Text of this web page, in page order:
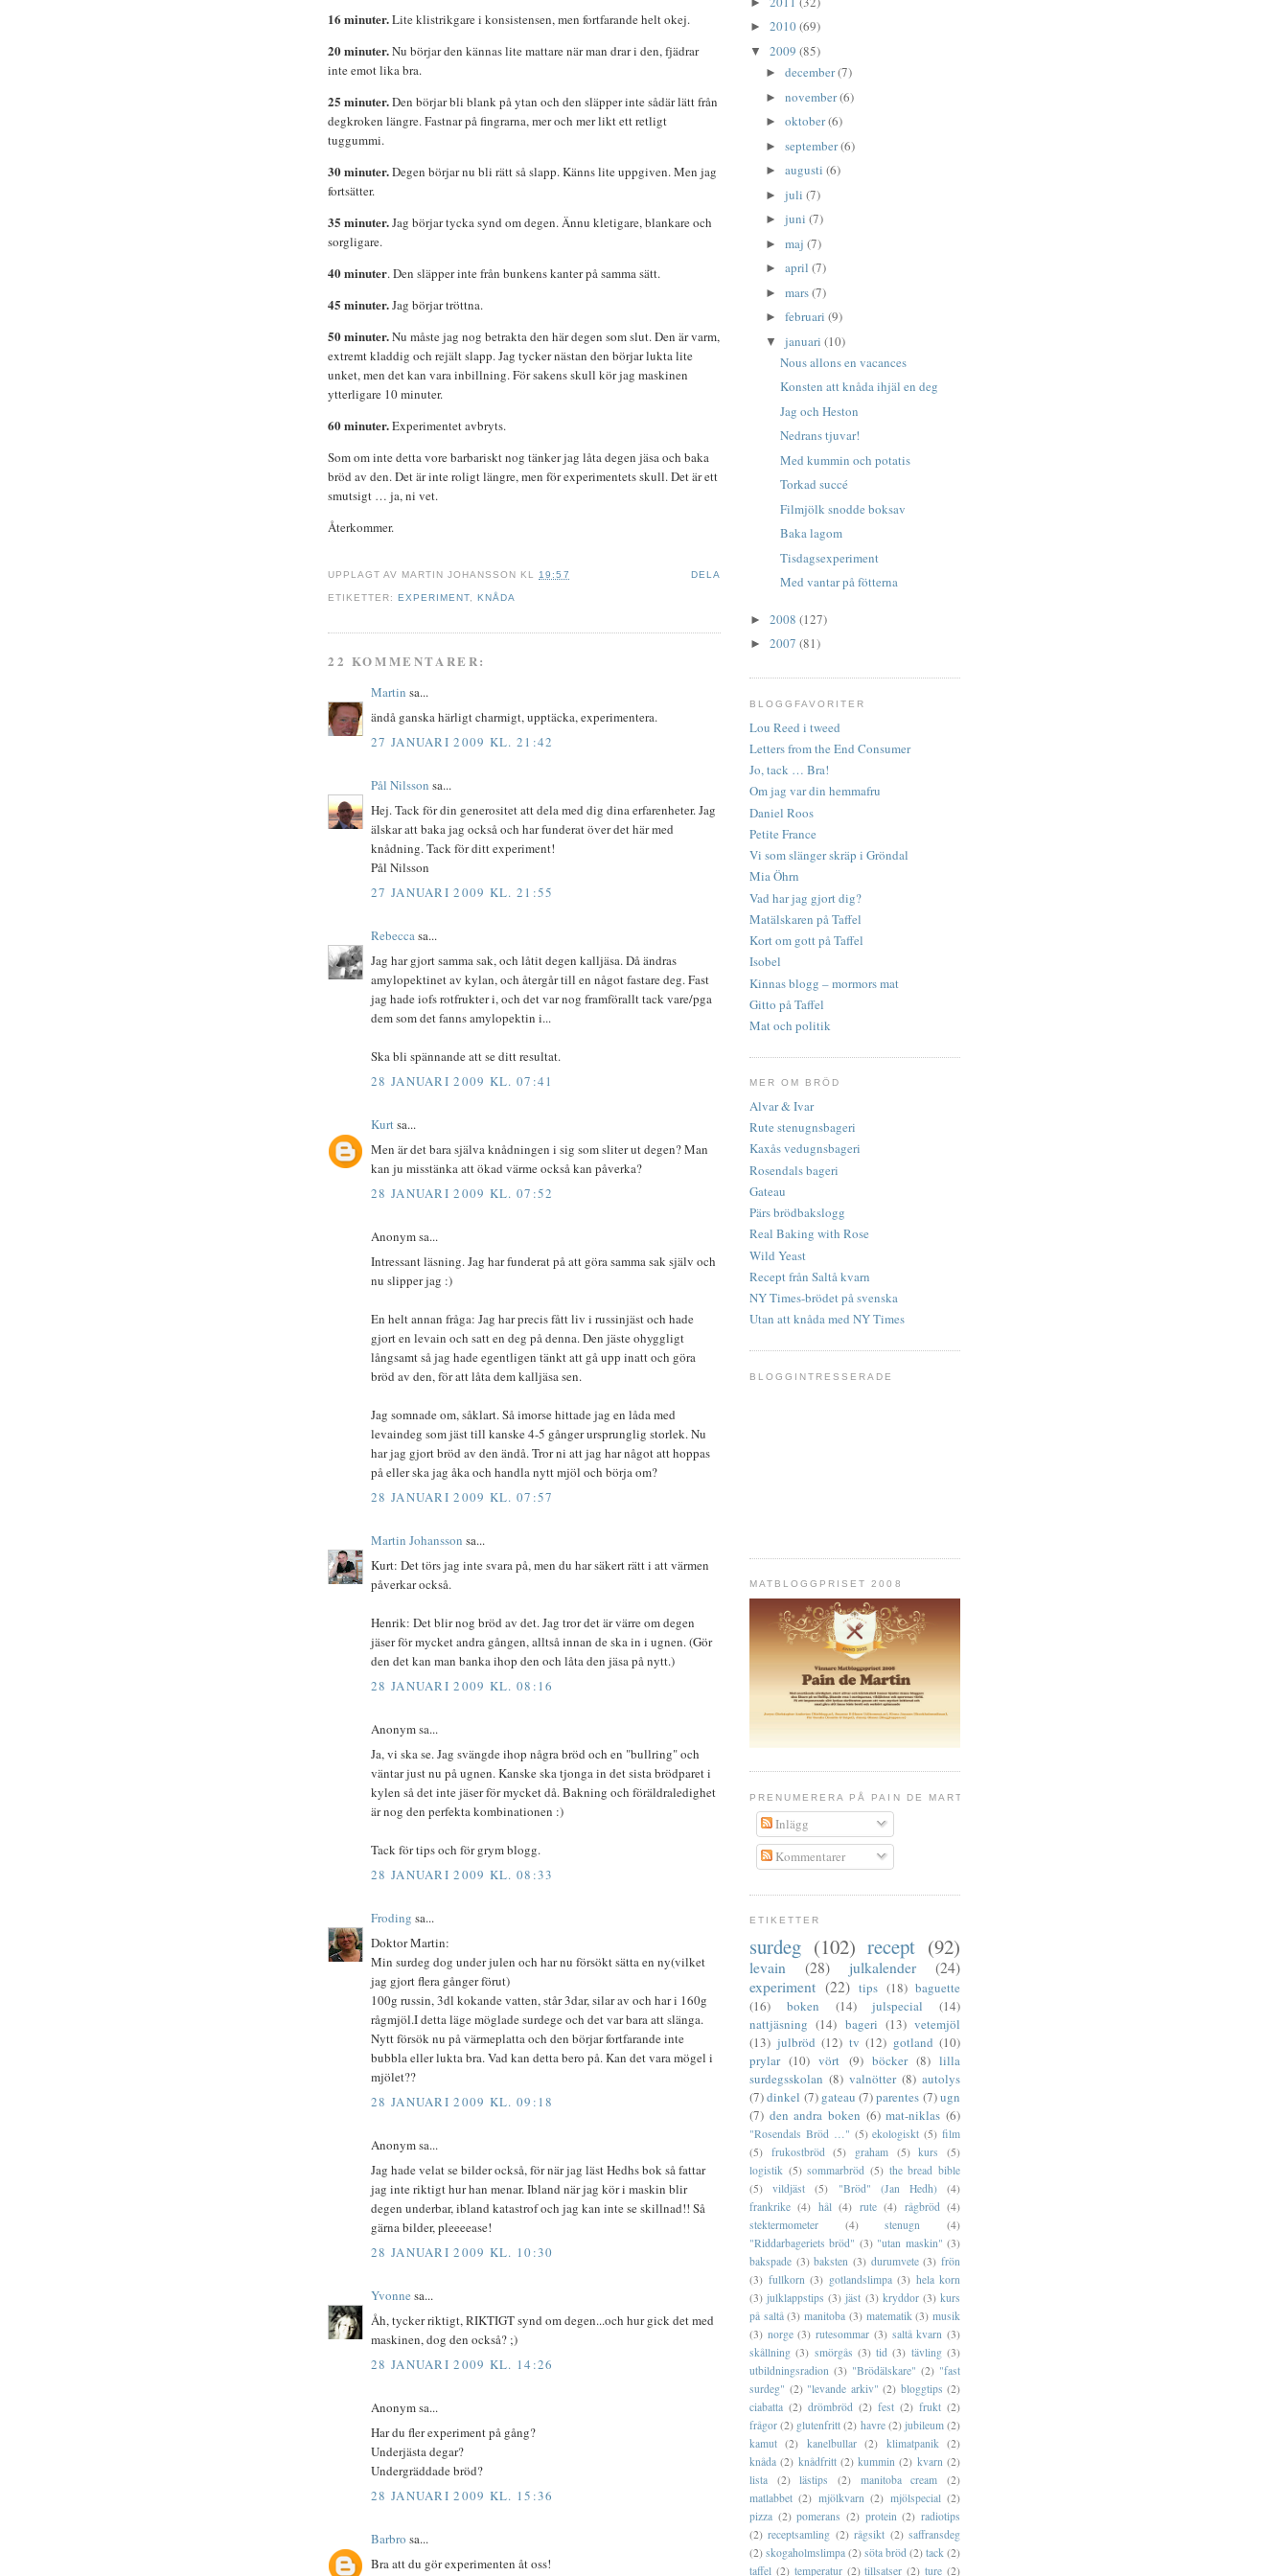
16 minuter.Lite klistrikgare i konsistensen, men fortfarande helt okej.
20 minuter.Nu börjar den kännas lite mattare när man drar i den, fjädrar
inte emot lika bra.
25 minuter.Den börjar bli blank på ytan och den släpper inte sådär lätt från
degkroken längre. Fastnar på fingrarna, mer och mer likt ett retligt
tuggummi.
30 minuter.Degen börjar nu bli rätt så slapp. Känns lite uppgiven. Men jag
fortsätter.
35 minuter.Jag börjar tycka synd om degen. Ännu kletigare, blankare och
sorgligare.
40 minuter. Den släpper inte från bunkens kanter på samma sätt.
45 minuter.Jag börjar tröttna.
50 minuter.Nu måste jag nog betrakta den här degen som slut. Den är varm,
extremt kladdig och rejält slapp. Jag tycker nästan den börjar lukta lite
unket, men det kan vara inbillning. För sakens skull kör jag maskinen
ytterligare 10 minuter.
60 minuter.Experimentet avbryts.
Som om inte detta vore barbariskt nog tänker jag låta degen jäsa och baka
bröd av den. Det är inte roligt längre, men för experimentets skull. Det är ett
smutsigt … ja, ni vet.
Återkommer.
DELA
UPPLAGT AV MARTIN JOHANSSON KL 19:57
ETIKETTER:EXPERIMENT ,KNÅDA
22 KOMMENTARER:
Martin sa...
ändå ganska härligt charmigt, upptäcka, experimentera.
27 JANUARI 2009 KL. 21:42
Pål Nilsson sa...
Hej. Tack för din generositet att dela med dig dina erfarenheter. Jag
älskar att baka jag också och har funderat över det här med
knådning. Tack för ditt experiment!
Pål Nilsson
27 JANUARI 2009 KL. 21:55
Rebeccasa...
Jag har gjort samma sak, och låtit degen kalljäsa. Då ändras
amylopektinet av kylan, och återgår till en något fastare deg. Fast
jag hade iofs rotfrukter i, och det var nog framförallt tack vare/pga
dem som det fanns amylopektin i...
Ska bli spännande att se ditt resultat.
28 JANUARI 2009 KL. 07:41
Kurtsa...
Men är det bara själva knådningen i sig som sliter ut degen? Man
kan ju misstänka att ökad värme också kan påverka?
28 JANUARI 2009 KL. 07:52
Anonym sa...
Intressant läsning. Jag har funderat på att göra samma sak själv och
nu slipper jag :)
En helt annan fråga: Jag har precis fått liv i russinjäst och hade
gjort en levain och satt en deg på denna. Den jäste ohyggligt
långsamt så jag hade egentligen tänkt att gå upp inatt och göra
bröd av den, för att låta dem kalljäsa sen.
Jag somnade om, såklart. Så imorse hittade jag en låda med
levaindeg som jäst till kanske 4-5 gånger ursprunglig storlek. Nu
har jag gjort bröd av den ändå. Tror ni att jag har något att hoppas
på eller ska jag åka och handla nytt mjöl och börja om?
28 JANUARI 2009 KL. 07:57
Martin Johansson sa...
Kurt: Det törs jag inte svara på, men du har säkert rätt i att värmen
påverkar också.
Henrik: Det blir nog bröd av det. Jag tror det är värre om degen
jäser för mycket andra gången, alltså innan de ska in i ugnen. (Gör
den det kan man banka ihop den och låta den jäsa på nytt.)
28 JANUARI 2009 KL. 08:16
Anonym sa...
Ja, vi ska se. Jag svängde ihop några bröd och en "bullring" och
väntar just nu på ugnen. Kanske ska tjonga in det sista brödparet i
kylen så det inte jäser för mycket då. Bakning och föräldraledighet
är nog den perfekta kombinationen :)
Tack för tips och för grym blogg.
28 JANUARI 2009 KL. 08:33
Froding sa...
Doktor Martin:
Min surdeg dog under julen och har nu försökt sätta en ny(vilket
jag gjort flera gånger förut)
100g russin, 3dl kokande vatten, står 3dar, silar av och har i 160g
rågmjöl.I detta läge möglade surdege och det var bara att slänga.
Nytt försök nu på värmeplatta och den börjar fortfarande inte
bubbla eller lukta bra. Vad kan detta bero på. Kan det vara mögel i
mjölet??
28 JANUARI 2009 KL. 09:18
Anonym sa...
Jag hade velat se bilder också, för när jag läst Hedhs bok så fattar
jag inte riktigt hur han menar. Ibland när jag kör i maskin blir
degen underbar, ibland katastrof och jag kan inte se skillnad!! Så
gärna bilder, pleeeease!
28 JANUARI 2009 KL. 10:30
Yvonne sa...
Åh, tycker riktigt, RIKTIGT synd om degen...och hur gick det med
maskinen, dog den också? ;)
28 JANUARI 2009 KL. 14:26
Anonym sa...
Har du fler experiment på gång?
Underjästa degar?
Undergräddade bröd?
28 JANUARI 2009 KL. 15:36
Barbro sa...
Bra att du gör experimenten åt oss!
► 2010(69)
▼ 2009 (85)
► december(7)
► november(6)
► oktober(6)
► september(6)
► augusti (6)
► juli (7)
► juni (7)
► maj (7)
► april (7)
► mars(7)
► februari (9)
▼ januari (10)
Nous allons en vacances
Konsten att knåda ihjäl en deg
Jag och Heston
Nedrans tjuvar!
Med kummin och potatis
Torkad succé
Filmjölk snodde boksav
Baka lagom
Tisdagsexperiment
Med vantar på fötterna
► 2008 (127)
► 2007 (81)
BLOGGFAVORITER
Lou Reed i tweed
Letters from the End Consumer
Jo, tack … Bra!
Om jag var din hemmafru
Daniel Roos
Petite France
Vi som slänger skräp i Gröndal
Mia Öhrn
Vad har jag gjort dig?
Matälskaren på Taffel
Kort om gott på Taffel
Isobel
Kinnas blogg – mormors mat
Gitto på Taffel
Mat och politik
MER OM BRÖD
Alvar & Ivar
Rute stenugnsbageri
Kaxås vedugnsbageri
Rosendals bageri
Gateau
Pärs brödbakslogg
Real Baking with Rose
Wild Yeast
Recept från Saltå kvarn
NY Times-brödet på svenska
Utan att knåda med NY Times
BLOGGINTRESSERADE
MATBLOGGPRISET 2008
PRENUMERERA PÅ PAIN DE MARTIN
Inlägg
Kommentarer
ETIKETTER
surdeg (102) recept (92)
levain (28) julkalender
(24)
experiment (22) tips (18) baguette
(16)
boken (14) julspecial
(14)
nattjäsning (14) bageri (13) vetemjöl
(13) julbröd (12) tv (12) gotland (10)
prylar (10) vört (9) böcker (8) lilla
surdegsskolan (8) valnötter (8) autolys
(7)dinkel (7) gateau (7)parentes (7)ugn
(7) den andra boken (6) mat-niklas (6)
"Rosendals Bröd …" (5) ekologiskt (5) film
(5) frukostbröd (5) graham (5) kurs
(5)
logistik (5) sommarbröd (5) the bread bible
(5)
vildjäst (5) "Bröd" (Jan Hedh)
(4)
frankrike (4) hål (4) rute (4) rågbröd (4)
stektermometer
(4) stenugn
(4)
"Riddarbageriets bröd" (3) "utan maskin" (3)
bakspade (3) baksten (3) durumvete (3) frön
(3) fullkorn (3) gotlandslimpa (3) hela korn
(3) julklappstips (3) jäst (3) kryddor (3) kurs
på saltå (3) manitoba (3) matematik (3) musik
(3) norge (3) rutesommar (3) saltå kvarn (3)
skållning (3) smörgås (3) tid (3) tävling (3)
utbildningsradion (3) "Brödälskare" (2) "fast
surdeg" (2) "levande arkiv" (2) bloggtips (2)
ciabatta (2) drömbröd (2) fest (2) frukt (2)
frågor (2) glutenfritt (2) havre (2) jubileum (2)
kamut (2) kanelbullar (2) klimatpanik
(2)
knåda (2) knådfritt (2) kummin (2) kvarn (2)
lista
(2) lästips (2) manitoba cream
(2)
matlabbet (2) mjölkvarn (2) mjölspecial (2)
pizza (2) pomerans (2) protein (2) radiotips
(2) receptsamling (2) rågsikt (2) saffransdeg
(2) skogaholmslimpa (2) söta bröd (2) tack (2)
taffel (2) temperatur (2) tillsatser (2) ture (2)